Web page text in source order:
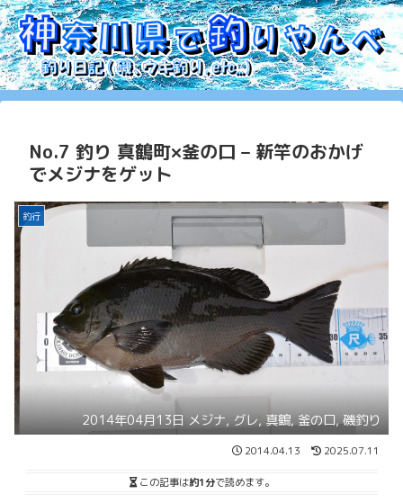
No.7 釣り 真鶴町×釜の口 – 新竿のおかげ
でメジナをゲット
釣行
2014年04月13日 メジナ, グレ, 真鶴, 釜の口, 磯釣り
2014.04.13 2025.07.11
この記事は約1分で読めます。